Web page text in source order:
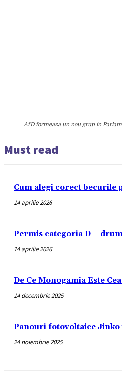
AfD formeaza un nou grup in
Must read
Cum alegi corect becurile
14 aprilie 2026
Permis categoria D –
14 aprilie 2026
De Ce Monogamia Este
14 decembrie 2025
Panouri fotovoltaice Jinko
24 noiembrie 2025